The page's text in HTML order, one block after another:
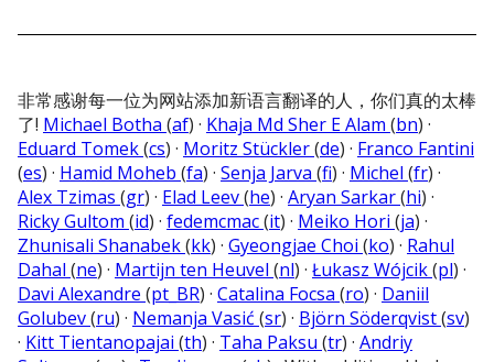
非常感谢每一位为网站添加新语言翻译的人，你们真的太棒
了! Michael Botha (af) · Khaja Md Sher E Alam (bn) ·
Eduard Tomek(cs) · Moritz Stückler(de) · Franco Fantini
(es) · Hamid Moheb (fa) · Senja Jarva (fi) · Michel (fr) ·
Alex Tzimas (gr) · Elad Leev(he) · Aryan Sarkar(hi) ·
Ricky Gultom (id) · fedemcmac(it) · Meiko Hori (ja) ·
Zhunisali Shanabek(kk) · Gyeongjae Choi (ko) · Rahul
Dahal (ne) · Martijn ten Heuvel (nl) · Łukasz Wójcik(pl) ·
Davi Alexandre (pt_BR) · Catalina Focsa (ro) · Daniil
Golubev(ru) · Nemanja Vasić (sr) · Björn Söderqvist(sv)
· Kitt Tientanopajai (th) · Taha Paksu (tr) · Andriy